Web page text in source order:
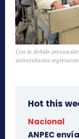
Con la debida
universitarios
Hot this
Nacional
ANPEC